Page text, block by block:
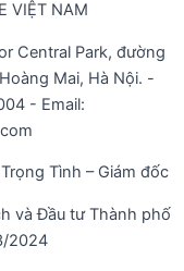
VIỆT NAM
Central Park, đường
Mai, Hà Nội. -
- Email:
Tình – Giám đốc
và Đầu tư Thành phố
2024